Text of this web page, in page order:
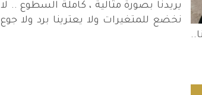
يريدنا بصورة مثالية ، كاملة السطوع .. لا
نخضع للمتغيرات ولا يعترينا برد ولا جوع